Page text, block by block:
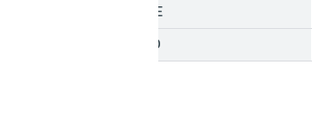
ACTIVE
FAILED